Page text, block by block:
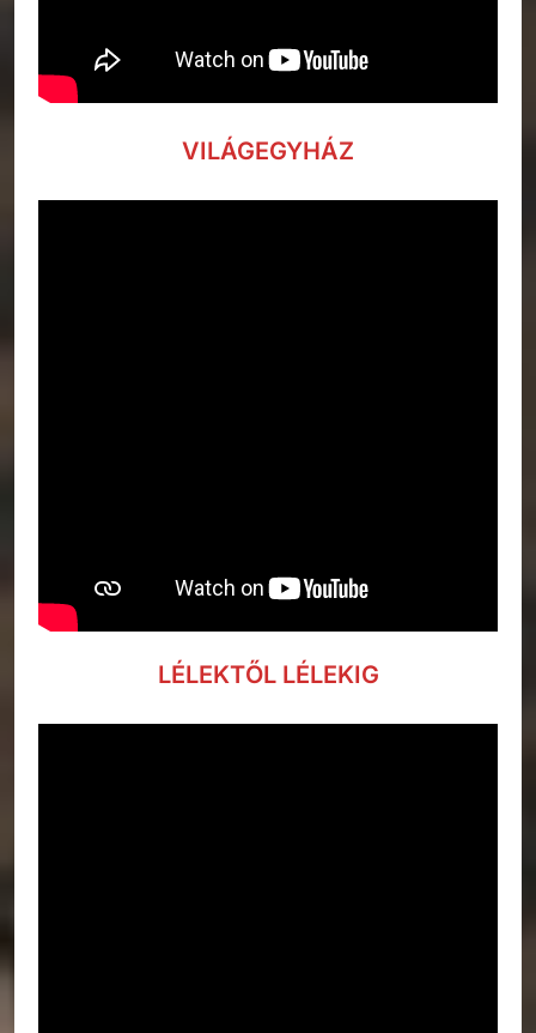
VILÁGEGYHÁZ
LÉLEKTŐL LÉLEKIG